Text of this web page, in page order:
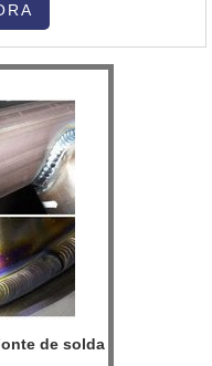
tem funções diferenciadas
de solda